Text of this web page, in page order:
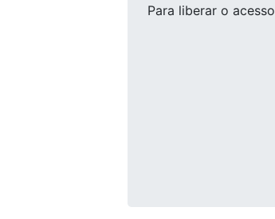
Para liberar o acesso